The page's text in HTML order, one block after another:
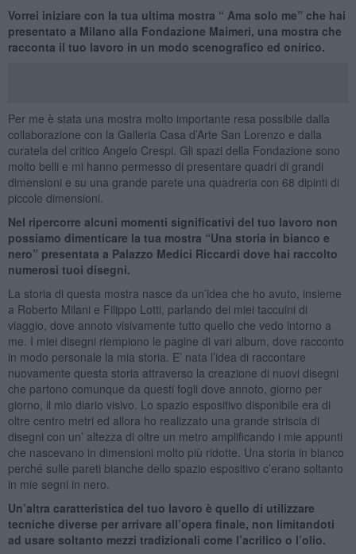
Vorrei iniziare con la tua ultima mostra “ Ama solo me” che hai
presentato a Milano alla Fondazione Maimeri, una mostra che
racconta il tuo lavoro in un modo scenografico ed onirico.
Per me è stata una mostra molto importante resa possibile dalla
collaborazione con la Galleria Casa d’Arte San Lorenzo e dalla
curatela del critico Angelo Crespi. Gli spazi della Fondazione sono
molto belli e mi hanno permesso di presentare quadri di grandi
dimensioni e su una grande parete una quadreria con 68 dipinti di
piccole dimensioni.
Nel ripercorre alcuni momenti significativi del tuo lavoro non
possiamo dimenticare la tua mostra “Una storia in bianco e
nero” presentata a Palazzo Medici Riccardi dove hai raccolto
numerosi tuoi disegni.
La storia di questa mostra nasce da un’idea che ho avuto, insieme
a Roberto Milani e Filippo Lotti, parlando dei miei taccuini di
viaggio, dove annoto visivamente tutto quello che vedo intorno a
me. I miei disegni riempiono le pagine di vari album, dove racconto
in modo personale la mia storia. E’ nata l’idea di raccontare
nuovamente questa storia attraverso la creazione di nuovi disegni
che partono comunque da questi fogli dove annoto, giorno per
giorno, il mio diario visivo. Lo spazio espositivo disponibile era di
oltre centro metri ed allora ho realizzato una grande striscia di
disegni con un’ altezza di oltre un metro amplificando i mie appunti
che nascevano in dimensioni molto più ridotte. Una storia in bianco
perché sulle pareti bianche dello spazio espositivo c’erano soltanto
in mie segni in nero.
Un’altra caratteristica del tuo lavoro è quello di utilizzare
tecniche diverse per arrivare all’opera finale, non limitandoti
ad usare soltanto mezzi tradizionali come l’acrilico o l’olio.